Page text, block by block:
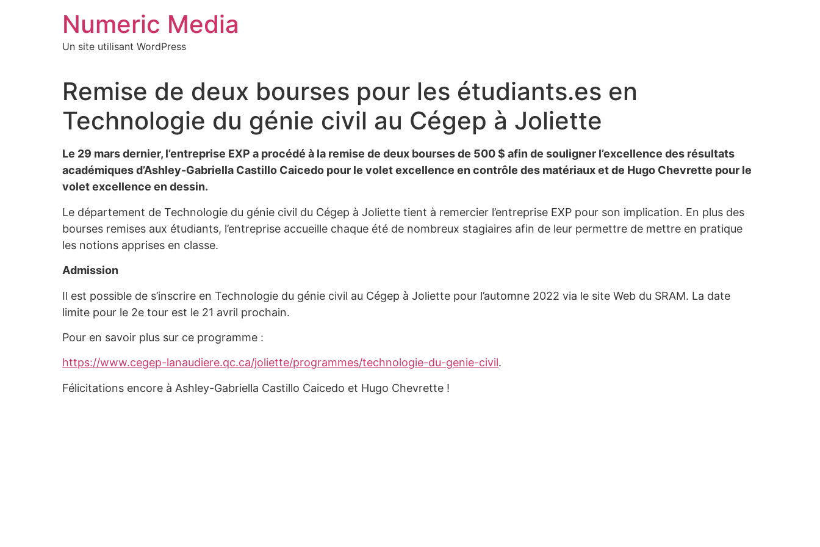
Numeric Media
Un site utilisant WordPress
Remise de deux bourses pour les étudiants.es en
Technologie du génie civil au Cégep à Joliette
Le 29 mars dernier, l’entreprise EXP a procédé à la remise de deux bourses de 500 $ afin de souligner l’excellence des résultats
académiques d’Ashley-Gabriella Castillo Caicedo pour le volet excellence en contrôle des matériaux et de Hugo Chevrette pour le
volet excellence en dessin.
Le département de Technologie du génie civil du Cégep à Joliette tient à remercier l’entreprise EXP pour son implication. En plus des
bourses remises aux étudiants, l’entreprise accueille chaque été de nombreux stagiaires afin de leur permettre de mettre en pratique
les notions apprises en classe.
Admission
Il est possible de s’inscrire en Technologie du génie civil au Cégep à Joliette pour l’automne 2022 via le site Web du SRAM. La date
limite pour le 2e tour est le 21 avril prochain.
Pour en savoir plus sur ce programme :
https://www.cegep-lanaudiere.qc.ca/joliette/programmes/technologie-du-genie-civil.
Félicitations encore à Ashley-Gabriella Castillo Caicedo et Hugo Chevrette !